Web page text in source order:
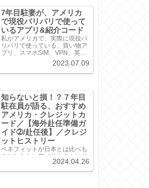
7年目駐妻が、アメリカ
で現役バリバリで使って
いるアプリ&紹介コード
私がアメリカで、実際に現役バ
リバリで使っている、買い物ア
プリ、スマホSIM、VPN、英語
学習などをまとめました。いず
れも自信を持っておすすめでき
るものばかりですので、興味が
ひ紹介リンクから登録してみて
ください。H...
2023.07.09
知らないと損！？７年目
駐在員が語る、おすすめ
アメリカ・クレジットカ
ード／【海外赴任準備ガ
イド➁/赴任後】／クレジ
ットヒストリー
ベネフィットが日本とは比べも
のにならないアメリカのクレジ
ットカード。クレカの作り方、
クレジットヒストリーの貯め
2024.04.26